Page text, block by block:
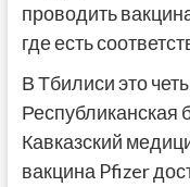
проводить
где есть
В Тбилиси это
Республиканская
Кавказский
вакцина Pfizer